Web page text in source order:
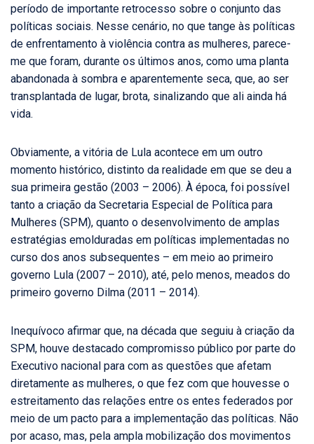
período de importante retrocesso sobre o conjunto das
políticas sociais. Nesse cenário, no que tange às políticas
de enfrentamento à violência contra as mulheres, parece-
me que foram, durante os últimos anos, como uma planta
abandonada à sombra e aparentemente seca, que, ao ser
transplantada de lugar, brota, sinalizando que ali ainda há
vida.
Obviamente, a vitória de Lula acontece em um outro
momento histórico, distinto da realidade em que se deu a
sua primeira gestão (2003 – 2006). À época, foi possível
tanto a criação da Secretaria Especial de Política para
Mulheres (SPM), quanto o desenvolvimento de amplas
estratégias emolduradas em políticas implementadas no
curso dos anos subsequentes – em meio ao primeiro
governo Lula (2007 – 2010), até, pelo menos, meados do
primeiro governo Dilma (2011 – 2014).
Inequívoco afirmar que, na década que seguiu à criação da
SPM, houve destacado compromisso público por parte do
Executivo nacional para com as questões que afetam
diretamente as mulheres, o que fez com que houvesse o
estreitamento das relações entre os entes federados por
meio de um pacto para a implementação das políticas. Não
por acaso, mas, pela ampla mobilização dos movimentos